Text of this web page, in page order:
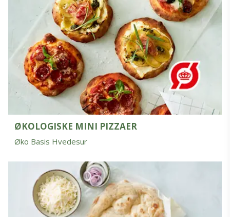
ØKOLOGISKE MINI PIZZAER
Øko Basis Hvedesur